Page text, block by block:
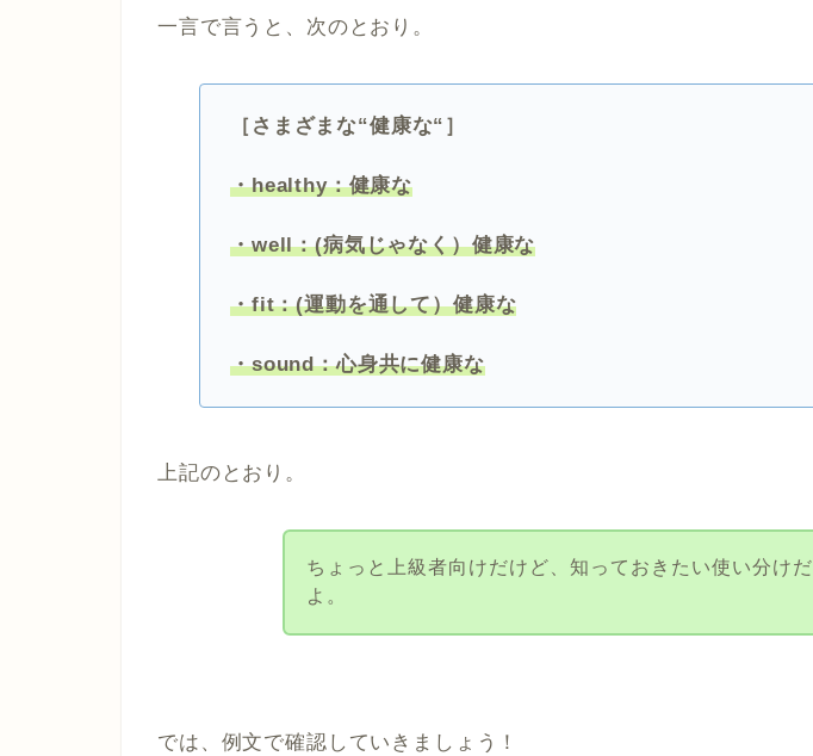
一言で言うと、次のとおり。
［さまざまな“健康な“］
・healthy：健康な
・well：(病気じゃなく）健康な
・fit：(運動を通して）健康な
・sound：心身共に健康な
上記のとおり。
ちょっと上級者向けだけど、知っておきたい使い分けだ
よ。
では、例文で確認していきましょう！